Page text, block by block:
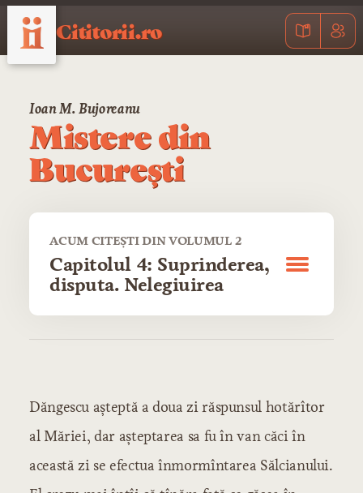
Cititorii.ro
Ioan M. Bujoreanu
Mistere din
București
ACUM CITEȘTI DIN VOLUMUL 2
Capitolul 4: Suprinderea,
disputa. Nelegiuirea
Volumul 1
Capitolul 1: Frații Lungeni. Grădina
Kiseleff. Pădurea Bănesii
Capitolul 2: O adunare de mahala
Capitolul 3: Domnu Negreanu
Dăngescu așteptă a doua zi răspunsul hotărîtor
al Măriei, dar așteptarea sa fu în van căci în
această zi se efectua înmormîntarea Sălcianului.